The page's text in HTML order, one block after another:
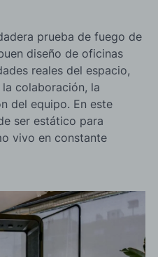
prueba de fuego de
diseño de oficinas
reales del espacio,
colaboración, la
del equipo. En este
ser estático para
vivo en constante